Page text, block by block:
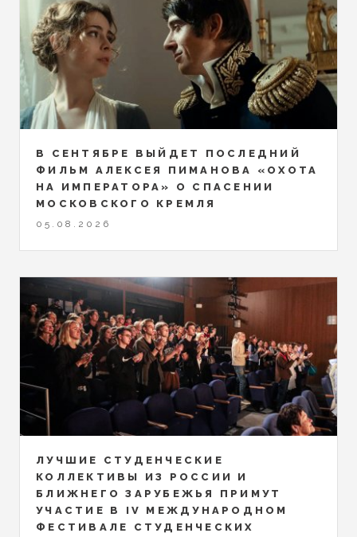
В СЕНТЯБРЕ ВЫЙДЕТ ПОСЛЕДНИЙ
ФИЛЬМ АЛЕКСЕЯ ПИМАНОВА «ОХОТА
НА ИМПЕРАТОРА» О СПАСЕНИИ
МОСКОВСКОГО КРЕМЛЯ
05.08.2026
ЛУЧШИЕ СТУДЕНЧЕСКИЕ
КОЛЛЕКТИВЫ ИЗ РОССИИ И
БЛИЖНЕГО ЗАРУБЕЖЬЯ ПРИМУТ
УЧАСТИЕ В IV МЕЖДУНАРОДНОМ
ФЕСТИВАЛЕ СТУДЕНЧЕСКИХ